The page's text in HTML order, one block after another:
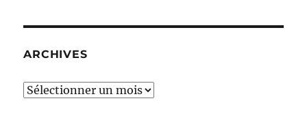
ARCHIVES
ARCHIVES